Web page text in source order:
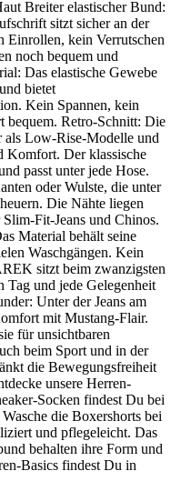
Breiter elastischer Bund:
sitzt sicher an der
Einrollen, kein Verrutschen
noch bequem und
Das elastische Gewebe
bietet
Kein Spannen, kein
bequem. Retro-Schnitt: Die
Low-Rise-Modelle und
Komfort. Der klassische
passt unter jede Hose.
oder Wulste, die unter
Die Nähte liegen
Fit-Jeans und Chinos.
Material behält seine
Waschgängen. Kein
sitzt beim zwanzigsten
Tag und jede Gelegenheit
Unter der Jeans am
mit Mustang-Flair.
für unsichtbaren
beim Sport und in der
die Bewegungsfreiheit
unsere Herren-
Socken findest Du bei
die Boxershorts bei
und pflegeleicht. Das
behalten ihre Form und
Basics findest Du in